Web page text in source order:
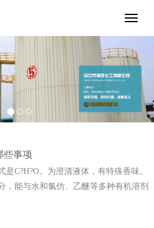
些事项
C?H?O。为澄清液体，有特殊香味。
，能与水和氯仿、乙醚等多种有机溶剂